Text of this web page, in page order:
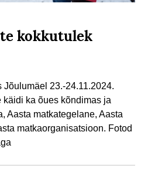
kokkutulek
Jõulumäel 23.-24.11.2024.
käidi ka õues kõndimas ja
Aasta matkategelane, Aasta
matkaorganisatsioon. Fotod